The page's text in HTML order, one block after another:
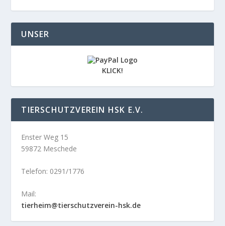
UNSER
KLICK!
TIERSCHUTZVEREIN HSK E.V.
Enster Weg 15
59872 Meschede
Telefon: 0291/1776
Mail:
tierheim@tierschutzverein-hsk.de